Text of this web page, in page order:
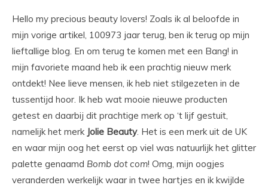
Hello my precious beauty lovers! Zoals ik al beloofde in
mijn vorige artikel, 100973 jaar terug, ben ik terug op mijn
lieftallige blog. En om terug te komen met een Bang! in
mijn favoriete maand heb ik een prachtig nieuw merk
ontdekt! Nee lieve mensen, ik heb niet stilgezeten in de
tussentijd hoor. Ik heb wat mooie nieuwe producten
getest en daarbij dit prachtige merk op ‘t lijf gestuit,
namelijk het merk Jolie Beauty. Het is een merk uit de UK
en waar mijn oog het eerst op viel was natuurlijk het glitter
palette genaamd Bomb dot com! Omg, mijn oogjes
veranderden werkelijk waar in twee hartjes en ik kwijlde